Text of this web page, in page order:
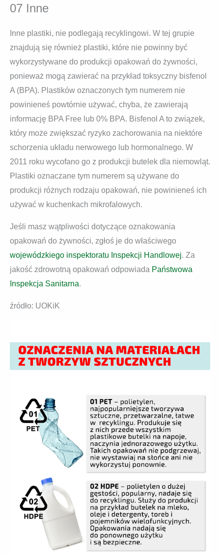
07 Inne
Inne plastiki, nie podlegają recyklingowi. W tej grupie
znajdują się również plastiki, które nie powinny być
wykorzystywane do produkcji opakowań do żywności,
ponieważ mogą zawierać na przykład toksyczny bisfenol
A (BPA). Plastików oznaczonych tym numerem nie
powinieneś powtórnie używać, chyba, że zawierają
informację BPA Free lub 0% BPA. Bisfenol A to związek,
który może zwiększać ryzyko zachorowania na niektóre
schorzenia układu nerwowego lub hormonalnego. W
2011 roku wycofano go z produkcji butelek dla niemowląt.
Plastiki oznaczane tym numerem są używane do
produkcji różnych rodzaju opakowań, nie powinieneś ich
używać w kuchenkach mikrofalowych.
Jeśli masz wątpliwości dotyczące oznakowania
opakowań do żywności, zgłoś je do właściwego
wojewódzkiego inspektoratu Inspekcji Handlowej. Za
jakość zdrowotną opakowań odpowiada Państwowa
Inspekcja Sanitarna.
źródło: UOKiK